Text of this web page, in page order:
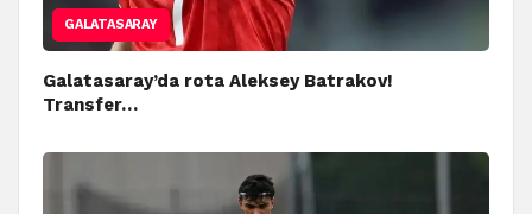
GALATASARAY
Galatasaray’da rota Aleksey Batrakov!
Transfer…